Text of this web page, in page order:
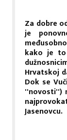
Za dobre
je
kako je to
Hrvatskoj
Dok se
''novosti'')
Jasenovcu.